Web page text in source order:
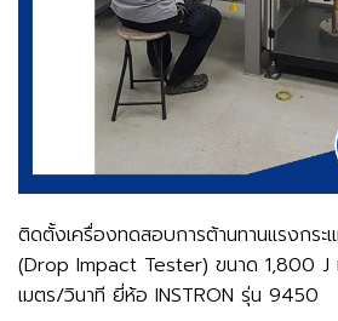
ติดตั้งเครื่องทดสอบการต้านทานแรงกระ
(Drop Impact Tester) ขนาด 1,800 J
เมตร/วินาที ยี่ห้อ INSTRON รุ่น 9450